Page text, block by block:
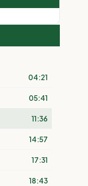
04:21
05:41
11:36
14:57
17:31
18:43